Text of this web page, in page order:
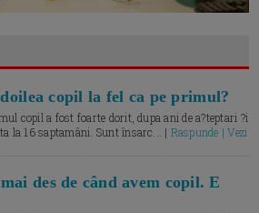
copil la fel ca pe primul?
copil a fost foarte dorit, dupa ani de a?teptari ?i
la 16 saptamâni. Sunt însarc... | Raspunde | Vezi
des de când avem copil. E